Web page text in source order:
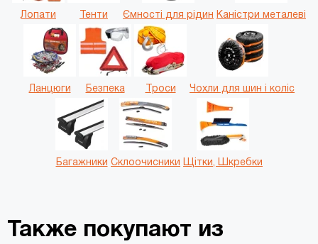
Лопати Тенти Ємності для рідин Каністри металеві
Ланцюги Безпека Троси Чохли для шин і коліс
Багажники Склоочисники Щітки, Шкребки
Также покупают из